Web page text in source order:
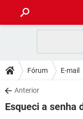
CELULAR
OUTLOOK
INSTAGRAM
DICAS
JOGOS
DOWNLOADS
JOGOS
FÓRUM
Fórum E-mail
Anterior
Esqueci a senha